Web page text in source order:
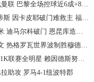
黎全场控球近6成+8射3正未果
耶破门难救主 福纳尔斯1射2传
门 恩昆库造点+点射拉莫斯登场
界波制胜穆德里克时隔614天复出
赖因德斯努里破门塞梅尼奥助攻
助攻 罗马4-1纽波特郡